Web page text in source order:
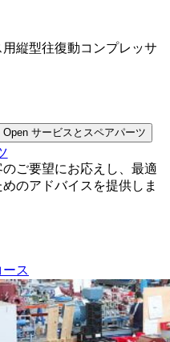
縦型往復動コンプレッサ
Open サービスとスペアパーツ
ご要望にお応えし、最適
のアドバイスを提供しま
ス